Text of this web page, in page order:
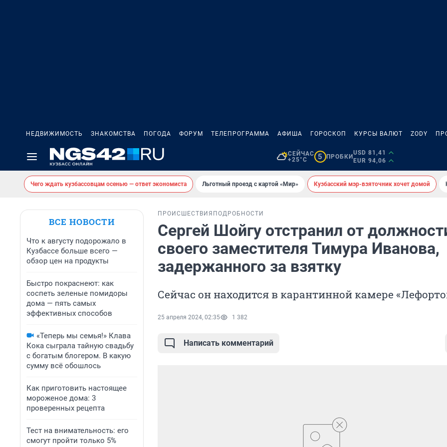
НЕДВИЖИМОСТЬ ЗНАКОМСТВА ПОГОДА ФОРУМ ТЕЛЕПРОГРАММА АФИША ГОРОСКОП КУРСЫ ВАЛЮТ ZODY
СЕЙЧАС
+25°C
5 ПРОБКИ
USD 81,41
EUR 94,06
Чего ждать кузбассовцам осенью — ответ экономиста Льготный проезд с картой «Мир» Кузбасский мэр-взяточник хочет домой
ВСЕ НОВОСТИ
Что к августу подорожало в
Кузбассе больше всего —
обзор цен на продукты
Быстро покраснеют: как
соспеть зеленые помидоры
дома — пять самых
эффективных способов
«Теперь мы семья!» Клава
Кока сыграла тайную свадьбу
с богатым блогером. В какую
сумму всё обошлось
Как приготовить настоящее
мороженое дома: 3
проверенных рецепта
Тест на внимательность: его
смогут пройти только 5%
ПРОИСШЕСТВИЯ ПОДРОБНОСТИ
Сергей Шойгу отстранил от
своего заместителя Тимура Иванова,
задержанного за взятку
Сейчас он находится в карантинной камере
25 апреля 2024, 02:35 1 382
Написать комментарий